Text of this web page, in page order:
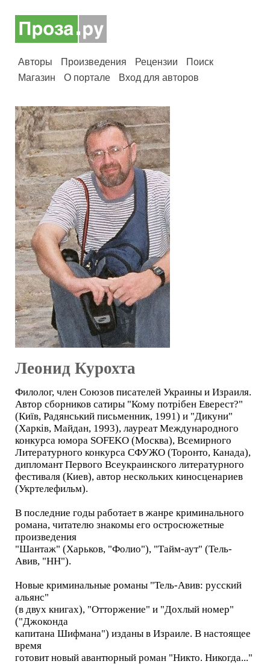
Авторы Произведения Рецензии
Поиск
Магазин
О портале Вход для авторов
Леонид Курохта
Филолог, член Союзов писателей Украины и Израиля.
Автор сборников сатиры "Кому потрібен Еверест?"
(Київ, Радянський письменник, 1991) и "Дикуни"
(Харків, Майдан, 1993), лауреат Международного
конкурса юмора SOFEKO (Москва), Всемирного
Литературного конкурса СФУЖО (Торонто, Канада),
дипломант Первого Всеукраинского литературного
фестиваля (Киев), автор нескольких киносценариев
(Укртелефильм).
В последние годы работает в жанре криминального
романа, читателю знакомы его остросюжетные
произведения
"Шантаж" (Харьков, "Фолио"), "Тайм-аут" (Тель-
Авив, "НН").
Новые криминальные романы "Тель-Авив: русский
альянс"
(в двух книгах), "Отторжение" и "Дохлый номер"
("Джоконда
капитана Шифмана") изданы в Израиле. В настоящее
время
готовит новый авантюрный роман "Никто. Никогда..."